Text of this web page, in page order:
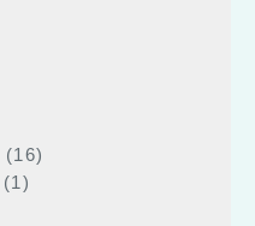
(16)
(1)